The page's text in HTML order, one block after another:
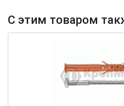
С этим товаром